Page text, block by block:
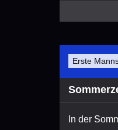
Erste
In der